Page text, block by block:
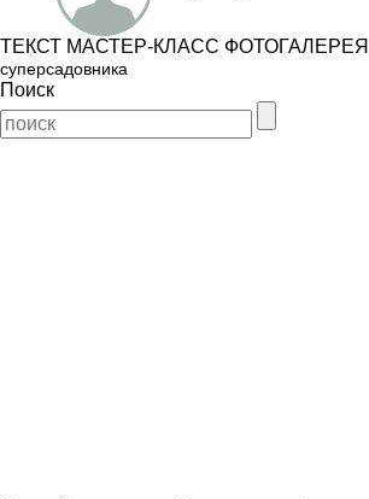
ТЕКСТ МАСТЕР-КЛАСС ФОТОГАЛЕРЕЯ
суперсадовника
Поиск